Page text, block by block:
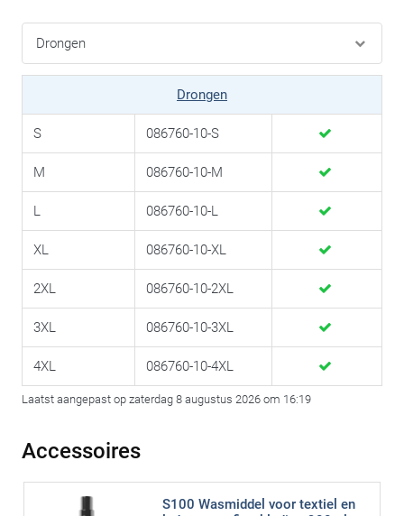
Drongen
S 086760-10-S
M 086760-10-M
L 086760-10-L
XL 086760-10-XL
2XL 086760-10-2XL
3XL 086760-10-3XL
4XL 086760-10-4XL
Laatst aangepast op zaterdag 8 augustus 2026 om 16:19
Accessoires
S100 Wasmiddel voor textiel en